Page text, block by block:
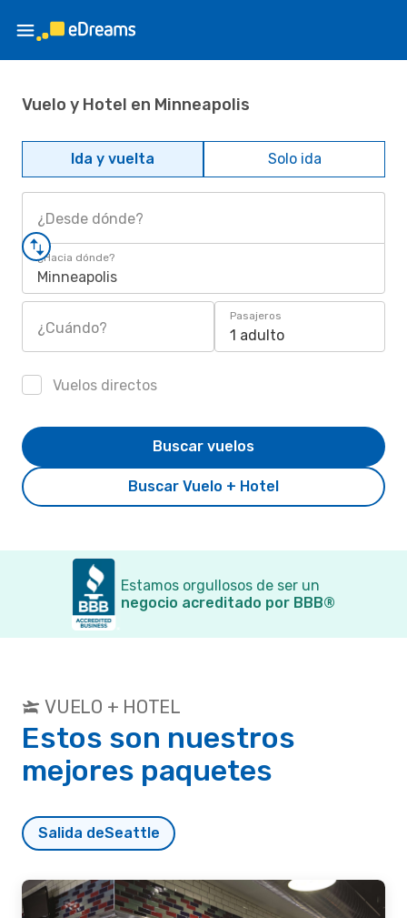
Vuelo y Hotel en Minneapolis
Ida y vuelta Solo ida
¿Desde dónde?
¿Hacia dónde?
Minneapolis
¿Cuándo?
Pasajeros
1 adulto
Vuelos directos
Buscar Vuelo + Hotel
Buscar vuelos
Estamos orgullosos de ser un
negocio acreditado por BBB®
VUELO + HOTEL
Estos son nuestros
mejores paquetes
Salida deSeattle